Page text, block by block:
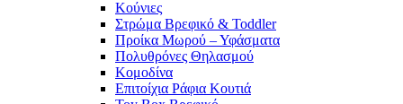
Κούνιες
Στρώμα Βρεφικό & Toddler
Προίκα Μωρού – Υφάσματα
Πολυθρόνες Θηλασμού
Κομοδίνα
Επιτοίχια Ράφια Κουτιά